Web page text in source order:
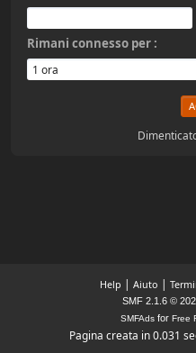
Rimani connesso per :
Help | Aiuto |
SMF 2.1.6 ©
SMFAdsfor Free
Pagina creata in 0.031